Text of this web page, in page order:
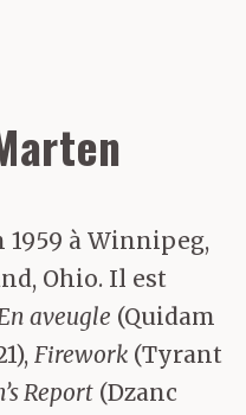
1959 à Winnipeg,
Ohio. Il est
aveugle (Quidam
Firework (Tyrant
Report (Dzanc